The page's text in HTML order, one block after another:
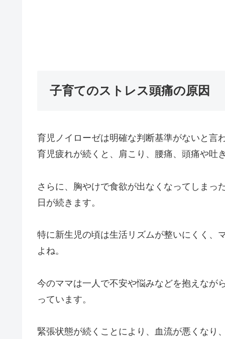
子育てのストレス頭痛の原因
育児ノイローゼは明確な判断基準がないと言
育児疲れが続くと、肩こり、腰痛、頭痛や吐
さらに、胸やけで食欲が出なくなってしまっ
日が続きます。
特に新生児の頃は生活リズムが整いにくく、
よね。
今のママは一人で不安や悩みなどを抱えなが
っています。
緊張状態が続くことにより、血流が悪くなり